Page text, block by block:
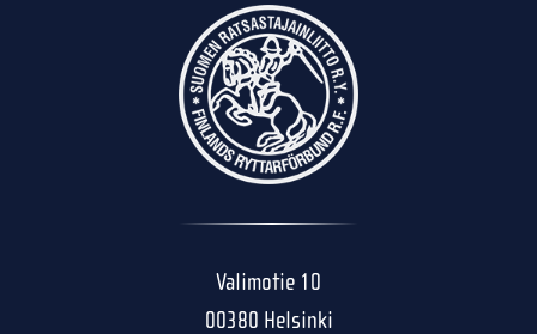
Valimotie 10
00380 Helsinki